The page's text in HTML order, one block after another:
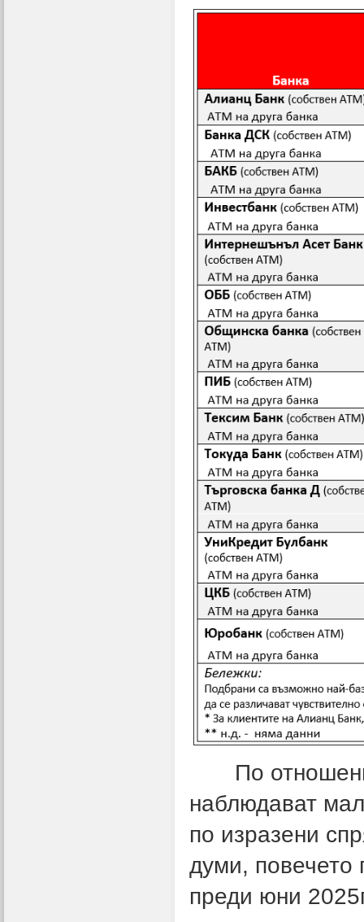
По отношение
наблюдават
по изразени
думи, повечето
преди юни